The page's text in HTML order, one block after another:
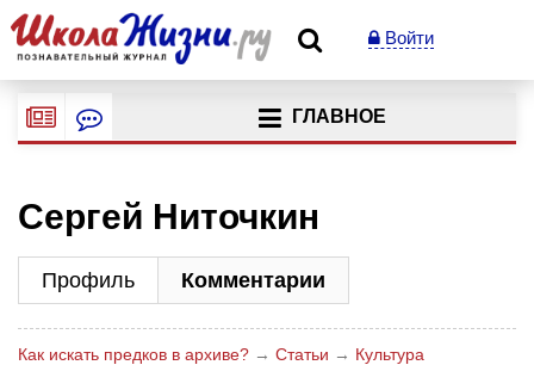
Войти
ГЛАВНОЕ
Сергей Ниточкин
Профиль Комментарии
Как искать предков в архиве? → Статьи → Культура